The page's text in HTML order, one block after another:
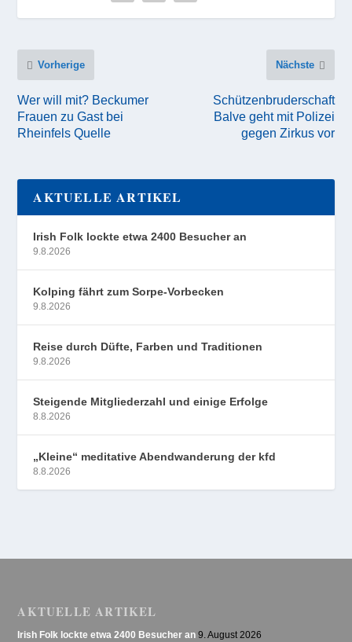
Vorherige
Wer will mit? Beckumer
Frauen zu Gast bei
Rheinfels Quelle
Nächste
Schützenbruderschaft
Balve geht mit Polizei
gegen Zirkus vor
AKTUELLE ARTIKEL
Irish Folk lockte etwa 2400 Besucher an
9.8.2026
Kolping fährt zum Sorpe-Vorbecken
9.8.2026
Reise durch Düfte, Farben und Traditionen
9.8.2026
Steigende Mitgliederzahl und einige Erfolge
8.8.2026
„Kleine“ meditative Abendwanderung der kfd
8.8.2026
AKTUELLE ARTIKEL
Irish Folk lockte etwa 2400 Besucher an 9. August 2026